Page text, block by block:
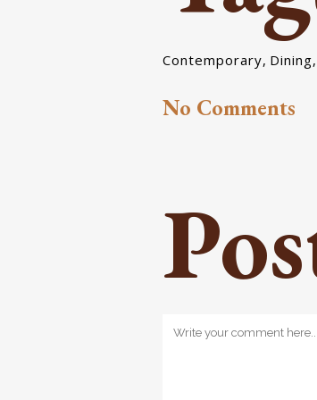
Contemporary, Dining,
No Comments